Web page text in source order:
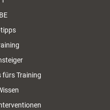
fürs Training